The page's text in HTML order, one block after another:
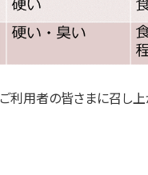
ご利用者の皆さまに召し